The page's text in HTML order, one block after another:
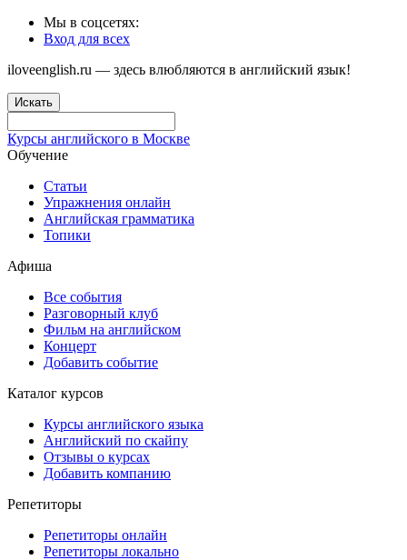
Мы в соцсетях:
Вход для всех
iloveenglish.ru — здесь влюбляются в английский язык!
Искать
Курсы английского в Москве
Обучение
Статьи
Упражнения онлайн
Английская грамматика
Топики
Афиша
Все события
Разговорный клуб
Фильм на английском
Концерт
Добавить событие
Каталог курсов
Курсы английского языка
Английский по скайпу
Отзывы о курсах
Добавить компанию
Репетиторы
Репетиторы онлайн
Репетиторы локально